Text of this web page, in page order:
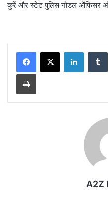
कुर्रे और स्टेट पुलिस नोडल ऑफिसर
LinkedIn
Print
A2Z